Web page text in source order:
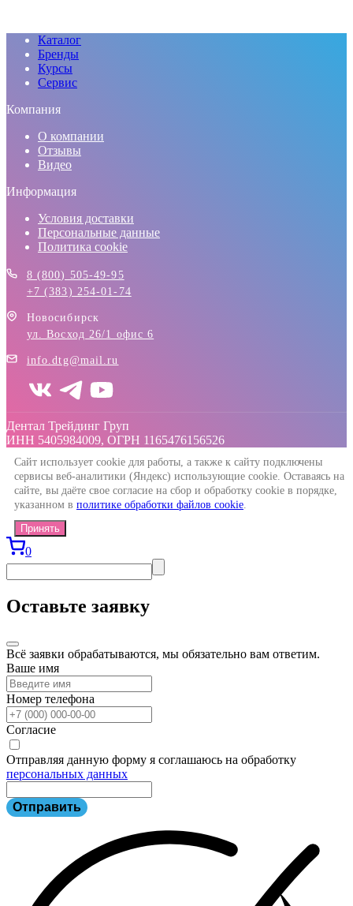
Каталог
Бренды
Курсы
Сервис
Компания
О компании
Отзывы
Видео
Информация
Условия доставки
Персональные данные
Политика cookie
8 (800) 505-49-95
+7 (383) 254-01-74
Новосибирск
ул. Восход 26/1 офис 6
info.dtg@mail.ru
Дентал Трейдинг Груп
ИНН 5405984009, ОГРН 1165476156526
Сайт использует cookie для работы, а также к сайту подключены
сервисы веб-аналитики (Яндекс) использующие cookie. Оставаясь на
сайте, вы даёте свое согласие на сбор и обработку cookie в порядке,
указанном в политике обработки файлов cookie.
Принять
0
Оставьте заявку
Всё заявки обрабатываются, мы обязательно вам ответим.
Ваше имя
Номер телефона
Согласие
Отправляя данную форму я соглашаюсь на обработку
персональных данных
Отправить